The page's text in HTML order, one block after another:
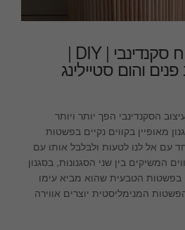
שולחן צד עם ניחוח סקנדינבי | DIY |
והום סטיילינג
הסקנדינבי הפך יותר ויותר
מאופיין בקווים נקיים בפשטות
עם אל לנו לטעות ולבלבל אותו עם
המשיקים בין שני הסגנונות, בסגנון
בפשטות הטבעית שהוא מביא עימו
המנימליסטית יוצרים אווירה